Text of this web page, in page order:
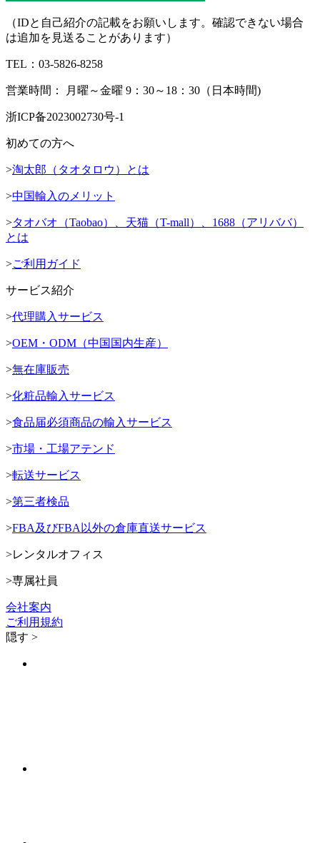
（IDと自己紹介の記載をお願いします。確認できない場合
は追加を見送ることがあります）
TEL：03-5826-8258
営業時間： 月曜～金曜 9：30～18：30（日本時間)
浙ICP备2023002730号-1
初めての方へ
>淘太郎（タオタロウ）とは
>中国輸入のメリット
>タオバオ（Taobao）、天猫（T-mall）、1688（アリババ）
とは
>ご利用ガイド
サービス紹介
>代理購入サービス
>OEM・ODM（中国国内生産）
>無在庫販売
>化粧品輸入サービス
>食品届必須商品の輸入サービス
>市場・工場アテンド
>転送サービス
>第三者検品
>FBA及びFBA以外の倉庫直送サービス
>レンタルオフィス
>専属社員
会社案内
ご利用規約
隠す >